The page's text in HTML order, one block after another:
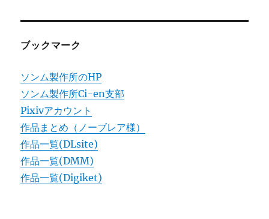
ブックマーク
ソンム製作所のHP
ソンム製作所Ci-en支部
Pixivアカウント
作品まとめ（ノーブレア様）
作品一覧(DLsite)
作品一覧(DMM)
作品一覧(Digiket)